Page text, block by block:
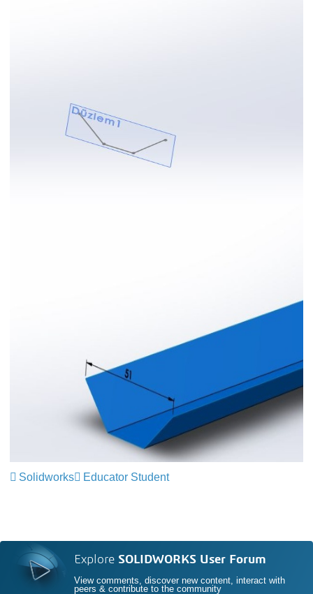
Solidworks Educator Student
Explore SOLIDWORKS User Forum
View comments, discover new content, interact with
peers & contribute to the community